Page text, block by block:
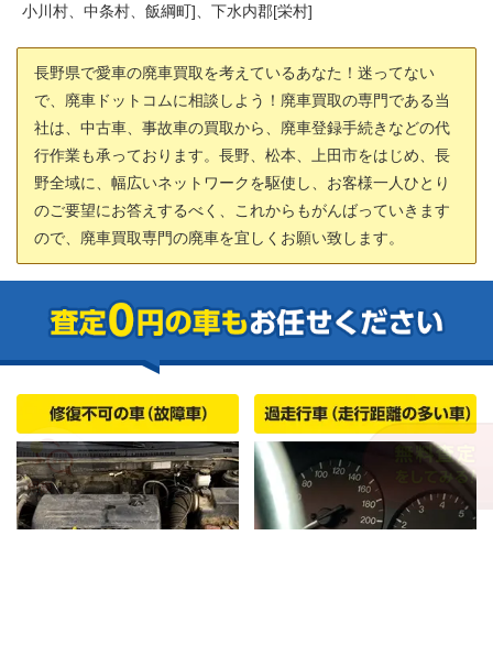
小川村、中条村、飯綱町]、下水内郡[栄村]
長野県で愛車の廃車買取を考えているあなた！迷ってない
で、廃車ドットコムに相談しよう！廃車買取の専門である当
社は、中古車、事故車の買取から、廃車登録手続きなどの代
行作業も承っております。長野、松本、上田市をはじめ、長
野全域に、幅広いネットワークを駆使し、お客様一人ひとり
のご要望にお答えするべく、これからもがんばっていきます
ので、廃車買取専門の廃車を宜しくお願い致します。